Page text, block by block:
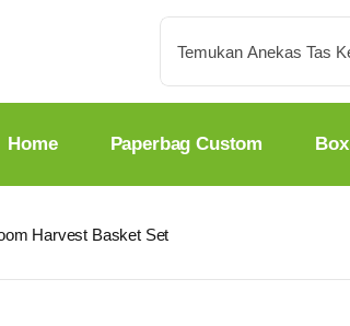
for:
Home Paperbag Custom Box
Harvest Basket Set